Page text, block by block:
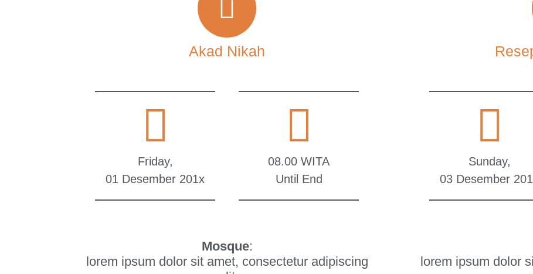
Akad Nikah
Friday,
01 Desember 201x
08.00 WITA
Until End
Mosque:
lorem ipsum dolor sit amet, consectetur adipiscing
Sunday,
03 Desember
lorem ipsum dolor